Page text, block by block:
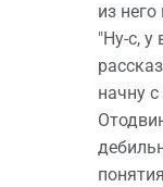
из
"Ну-с, у
начну